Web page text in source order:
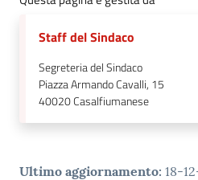
Staff del Sindaco
Segreteria del Sindaco
Piazza Armando Cavalli, 15
40020Casalfiumanese
Ultimo aggiornamento: 18-